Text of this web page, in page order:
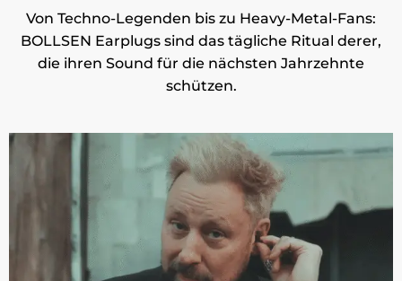
Von Techno-Legenden bis zu Heavy-Metal-Fans:
BOLLSEN Earplugs sind das tägliche Ritual derer,
die ihren Sound für die nächsten Jahrzehnte
schützen.